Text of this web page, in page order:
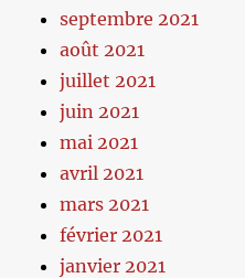
septembre 2021
août 2021
juillet 2021
juin 2021
mai 2021
avril 2021
mars 2021
février 2021
janvier 2021